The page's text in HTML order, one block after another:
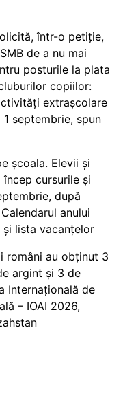
într-o petiție,
de a nu mai
posturile la plata
copiilor:
extrașcolare
septembrie, spun
școala. Elevii și
cursurile și
după
anului
lista vacanțelor
români au obținut 3
argint și 3 de
Internațională de
– IOAI 2026,